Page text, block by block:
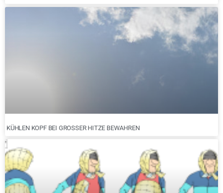
KÜHLEN KOPF BEI GROSSER HITZE BEWAHREN